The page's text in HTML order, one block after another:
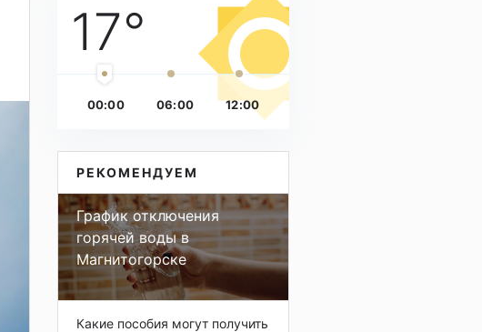
17°
00:00 06:00 12:00
РЕКОМЕНДУЕМ
График отключения
горячей воды в
Магнитогорске
Какие пособия могут получить